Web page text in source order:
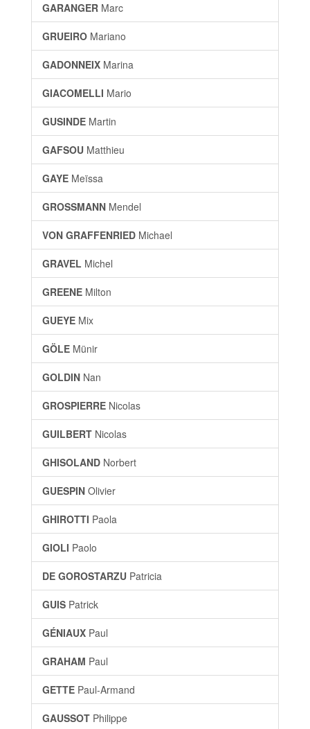
GARANGER Marc
GRUEIRO Mariano
GADONNEIX Marina
GIACOMELLI Mario
GUSINDE Martin
GAFSOU Matthieu
GAYE Meïssa
GROSSMANN Mendel
VON GRAFFENRIED Michael
GRAVEL Michel
GREENE Milton
GUEYE Mix
GÖLE Münir
GOLDIN Nan
GROSPIERRE Nicolas
GUILBERT Nicolas
GHISOLAND Norbert
GUESPIN Olivier
GHIROTTI Paola
GIOLI Paolo
DE GOROSTARZU Patricia
GUIS Patrick
GÉNIAUX Paul
GRAHAM Paul
GETTE Paul-Armand
GAUSSOT Philippe